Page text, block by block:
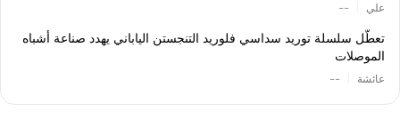
علي --
تعطّل سلسلة توريد سداسي فلوريد التنجستن الياباني يهدد صناعة أشباه
الموصلات
عائشة --